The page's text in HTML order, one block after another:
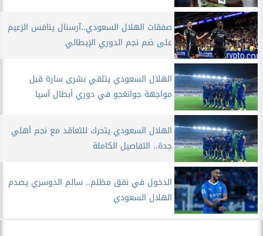
صفقات الهلال السعودي..آرسنال ينافس الزعيم
على ضم نجم الدوري الإيطالي
الهلال السعودي يتلقي بشرى سارة قبل
مواجهة جوانغجو في دوري أبطال آسيا
الهلال السعودي يتحرك للتعاقد مع نجم أهلي
جدة.. التفاصيل الكاملة
الدخول في نفق مظلم.. سالم الدوسري يصدم
الهلال السعودي